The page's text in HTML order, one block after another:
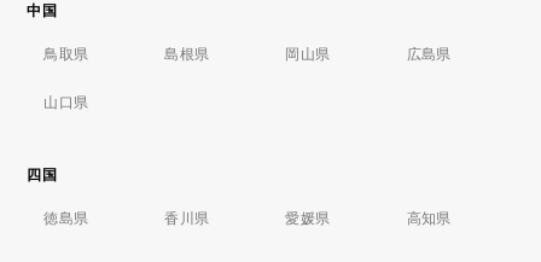
中国
鳥取県 島根県 岡山県 広島県
山口県
四国
徳島県 香川県 愛媛県 高知県